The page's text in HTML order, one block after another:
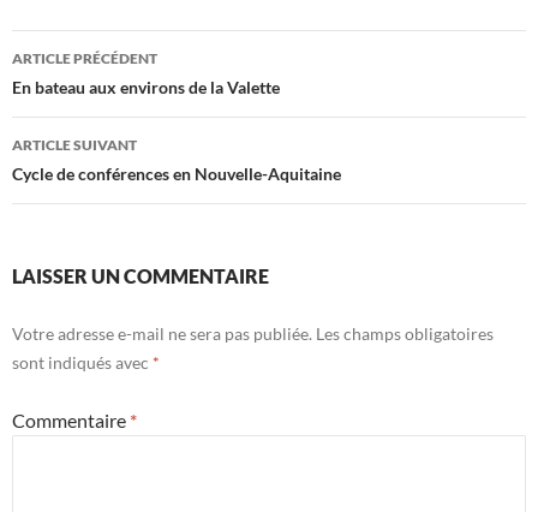
Navigation
des
articles
ARTICLE PRÉCÉDENT
En bateau aux environs de la Valette
ARTICLE SUIVANT
Cycle de conférences en Nouvelle-Aquitaine
LAISSER UN COMMENTAIRE
Votre adresse e-mail ne sera pas publiée. Les champs obligatoires
sont indiqués avec *
Commentaire *